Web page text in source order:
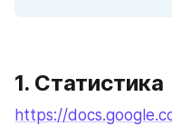
1. Статистика
https://